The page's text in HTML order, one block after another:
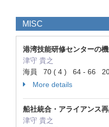
MISC
港湾技能研修センターの
津守 貴之
海員 70 ( 4 ) 64 - 66
More details
船社統合・アライアンス
津守 貴之